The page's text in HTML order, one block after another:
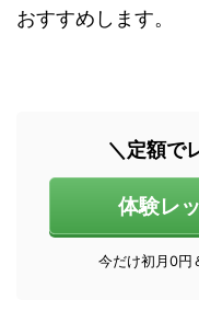
おすすめします。
＼定額で
体験レ
今だけ初月0円